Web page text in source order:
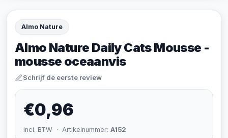
Almo Nature
Almo Nature Daily Cats Mousse -
mousse oceaanvis
Schrijf de eerste review
€0,96
incl. BTW · Artikelnummer: A152